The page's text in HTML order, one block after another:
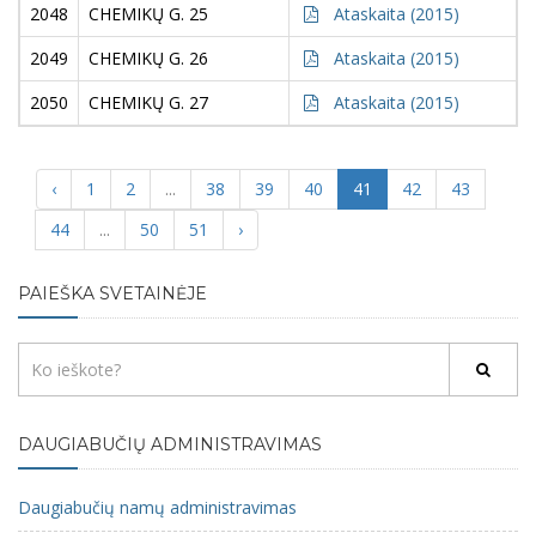
2048
CHEMIKŲ G. 25
Ataskaita (2015)
2049
CHEMIKŲ G. 26
Ataskaita (2015)
2050
CHEMIKŲ G. 27 Ataskaita (2015)
‹ 1 2 ... 38 39 40 41 42
43
44
... 50 51 ›
PAIEŠKA SVETAINĖJE
DAUGIABUČIŲ ADMINISTRAVIMAS
Daugiabučių namų administravimas